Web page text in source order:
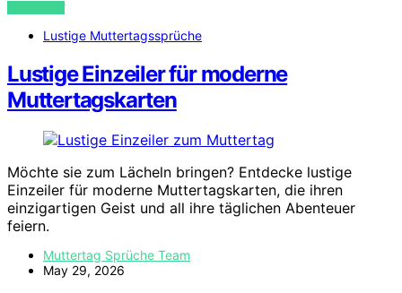
VIEW POST
Lustige Muttertagssprüche
Lustige Einzeiler für moderne
Muttertagskarten
Möchte sie zum Lächeln bringen? Entdecke lustige
Einzeiler für moderne Muttertagskarten, die ihren
einzigartigen Geist und all ihre täglichen Abenteuer
feiern.
Muttertag Sprüche Team
May 29, 2026